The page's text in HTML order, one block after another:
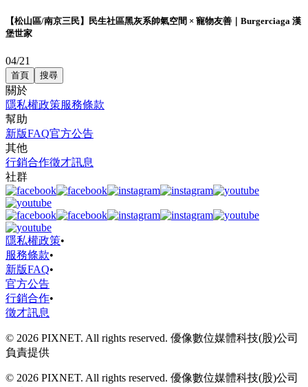
【松山區/南京三民】民生社區黑灰系帥氣空間 × 寵物友善｜Burgerciaga 漢
堡世家
04/21
首頁 搜尋
關於
隱私權政策服務條款
幫助
新版FAQ官方公告
其他
行銷合作徵才訊息
社群
隱私權政策•
服務條款•
新版FAQ•
官方公告
行銷合作•
徵才訊息
© 2026 PIXNET. All rights reserved. 優像數位媒體科技(股)公司
負責提供
© 2026 PIXNET. All rights reserved. 優像數位媒體科技(股)公司